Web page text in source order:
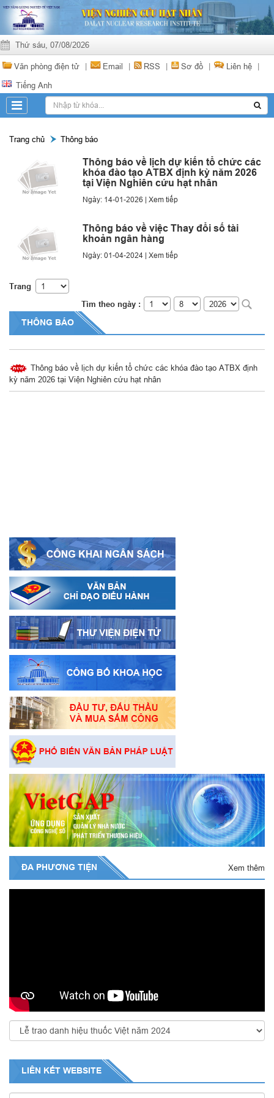
Thứ sáu, 07/08/2026
Văn phòng điện tử | Email | RSS | Sơ đồ | Liên hệ
|
Tiếng Anh
Trang chủ Thông báo
Thông báo về lịch dự kiến tổ chức các
khóa đào tạo ATBX định kỳ năm 2026
tại Viện Nghiên cứu hạt nhân
Ngày: 14-01-2026 | Xem tiếp
Thông báo về việc Thay đổi số tài
khoản ngân hàng
Ngày: 01-04-2024 | Xem tiếp
Trang
Tìm theo ngày :
THÔNG BÁO
Thông báo về lịch dự kiến tổ chức các khóa đào tạo ATBX định
kỳ năm 2026 tại Viện Nghiên cứu hạt nhân
Thông báo về việc Thay đổi số tài khoản ngân hàng
ĐA PHƯƠNG TIỆN Xem thêm
LIÊN KẾT WEBSITE